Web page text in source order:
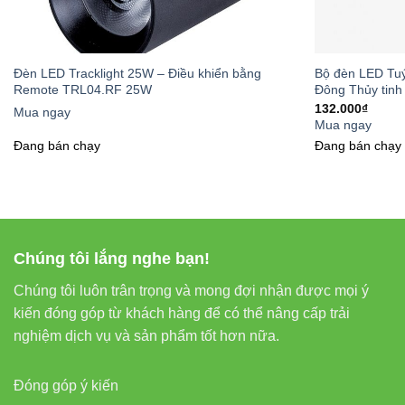
Bóngđèn LED
thải CO2, góp
4. Ánh
Hướng
Đèn LED Tracklight 25W – Điều khiển bằng
Remote TRL04.RF 25W
Mua ngay
Đang bán chạy
Bộ đèn LED
Đông Thủy
132.000₫
Mua ngay
Đang bán chạy
Chúng tôi lắng nghe bạn!
Chúng tôi luôn trân trọng và mong đợi nhận được mọi ý
kiến đóng góp từ khách hàng để có thể nâng cấp trải
nghiệm dịch vụ và sản phẩm tốt hơn nữa.
Đóng góp ý kiến